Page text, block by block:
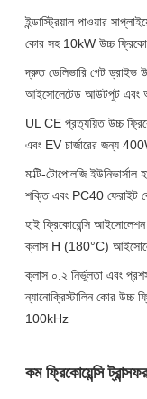
ইন্ডাস্ট্রিয়াল পাওয়ার
কোর সহ 10kW উচ্চ
দ্রুত ডেলিভারি গেট ড্রাইভ
আইসোলেটেড আউটপুট এবং
UL CE প্রত্যয়িত উচ্চ
এবং EV চার্জারের জন্য
মাল্টি-টোপোলজি ইউনিভার্সাল
শক্তি এবং PC40 ফেরাইট
হাই ফ্রিকোয়েন্সি
ক্লাস H (180°C)
ক্লাস ০.২ নির্ভুলতা এবং
ন্যানোক্রিস্টালিন কোর উচ্চ
100kHz
কম ফ্রিকোয়েন্সি